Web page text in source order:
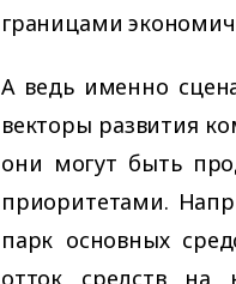
границами
А ведь именно
векторы развития
они могут быть
приоритетами.
парк основных
отток средств на